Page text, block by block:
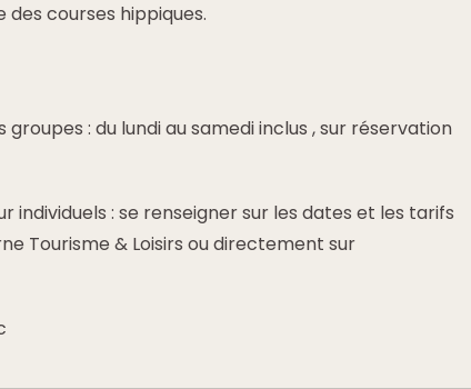
courses hippiques.
groupes : du lundi au samedi inclus , sur réservation
individuels : se renseigner sur les dates et les tarifs
Tourisme & Loisirs ou directement sur